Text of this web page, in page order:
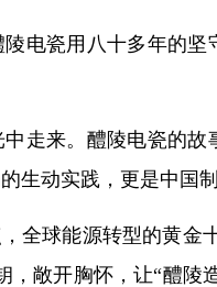
电瓷用八十多年的
走来。醴陵电瓷的
生动实践，更是中国
全球能源转型的黄
，敞开胸怀，让“醴